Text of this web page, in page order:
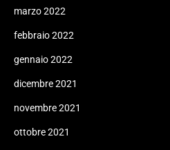
marzo 2022
febbraio 2022
gennaio 2022
dicembre 2021
novembre 2021
ottobre 2021